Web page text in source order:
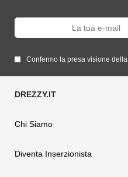
Confermo la presa visione della
Chi Siamo
Diventa Inserzionista